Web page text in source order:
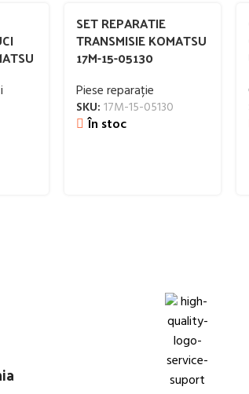
SET REPARATIE
TRANSMISIE KOMATSU
17M-15-05130
Piese reparație
SKU: 17M-15-05130
În stoc